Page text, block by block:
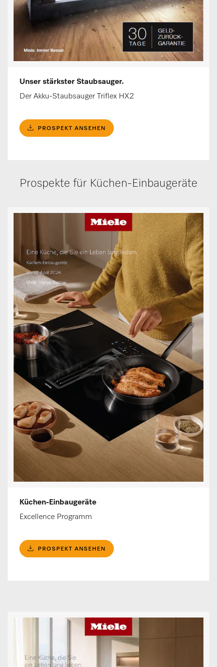
Unser stärkster Staubsauger.
Der Akku-Staubsauger Triflex HX2
PROSPEKT ANSEHEN
Prospekte für Küchen-Einbaugeräte
Küchen-Einbaugeräte
Excellence Programm
PROSPEKT ANSEHEN